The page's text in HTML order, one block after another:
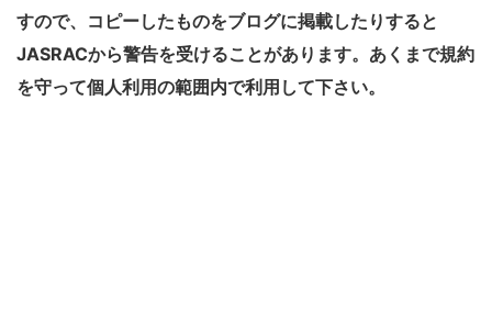
すので、コピーしたものをブログに掲載したりすると
JASRACから警告を受けることがあります。あくまで規約
を守って個人利用の範囲内で利用して下さい。